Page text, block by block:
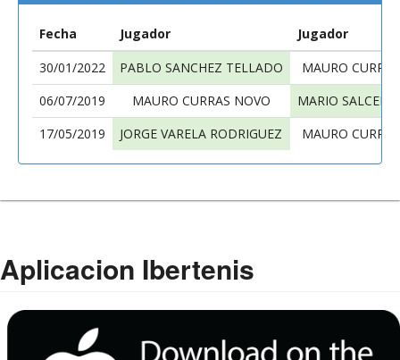
Fecha Jugador
Jugador
30/01/2022
PABLO SANCHEZ TELLADO
MAURO
06/07/2019
MAURO CURRAS NOVO
MARIO
17/05/2019
JORGE VARELA RODRIGUEZ MAURO
Aplicacion Ibertenis